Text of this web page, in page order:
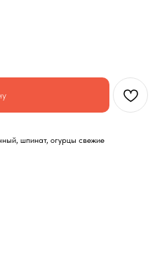
шпинат, огурцы свежие